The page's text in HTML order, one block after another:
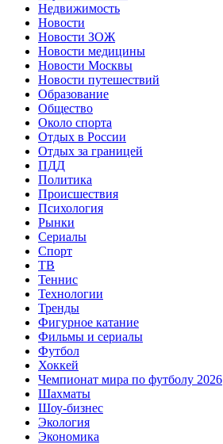
Недвижимость
Новости
Новости ЗОЖ
Новости медицины
Новости Москвы
Новости путешествий
Образование
Общество
Около спорта
Отдых в России
Отдых за границей
ПДД
Политика
Происшествия
Психология
Рынки
Сериалы
Спорт
ТВ
Теннис
Технологии
Тренды
Фигурное катание
Фильмы и сериалы
Футбол
Хоккей
Чемпионат мира по футболу 2026
Шахматы
Шоу-бизнес
Экология
Экономика